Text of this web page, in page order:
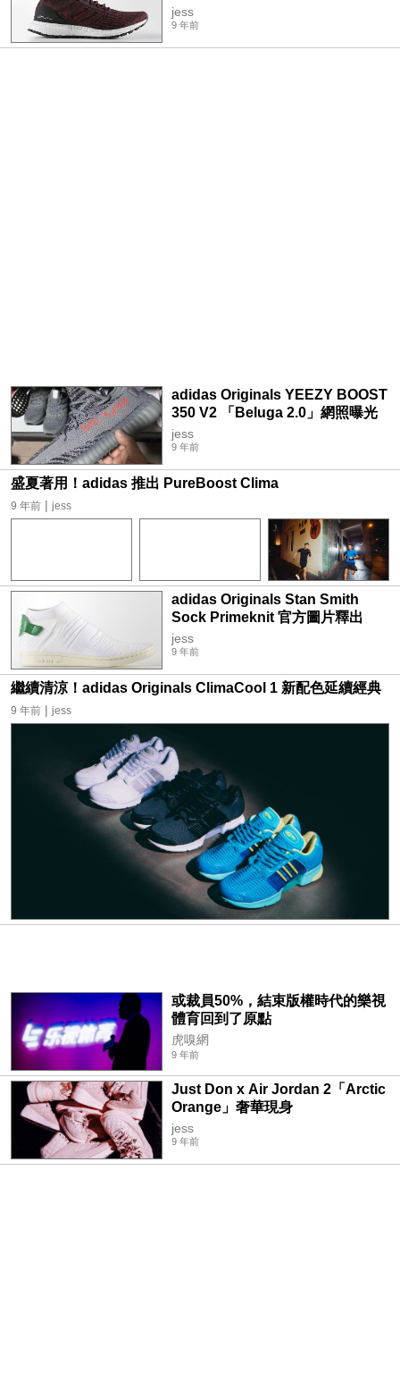
配色率先曝光
jess
9 年前
adidas Originals YEEZY BOOST
350 V2 「Beluga 2.0」網照曝光
jess
9 年前
盛夏著用！adidas 推出 PureBoost Clima
9 年前 | jess
adidas Originals Stan Smith
Sock Primeknit 官方圖片釋出
jess
9 年前
繼續清涼！adidas Originals ClimaCool 1 新配色延續經典
9 年前 | jess
或裁員50%，結束版權時代的樂視
體育回到了原點
虎嗅網
9 年前
Just Don x Air Jordan 2「Arctic
Orange」奢華現身
jess
9 年前